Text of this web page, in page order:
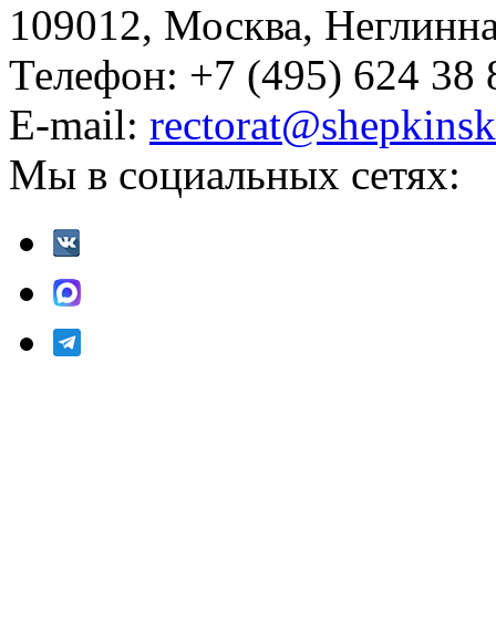
109012, Москва,
Телефон: +7 (495) 624 38
E-mail:
Мы в социальных сетях: